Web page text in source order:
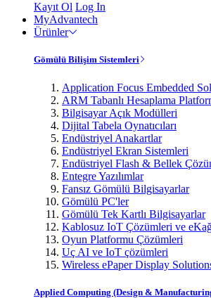
Kayıt Ol Log In
MyAdvantech
Ürünler
Gömülü Bilişim Sistemleri
Application Focus Embedded
ARM Tabanlı Hesaplama
Bilgisayar Açık Modülleri
Dijital Tabela Oynatıcıları
Endüstriyel Anakartlar
Endüstriyel Ekran Sistemleri
Endüstriyel Flash & Bellek
Entegre Yazılımlar
Fansız Gömülü Bilgisayarlar
Gömülü PC'ler
Gömülü Tek Kartlı Bilgisayarlar
Kablosuz IoT Çözümleri ve
Oyun Platformu Çözümleri
Uç AI ve IoT çözümleri
Wireless ePaper Display
Applied Computing (Design &